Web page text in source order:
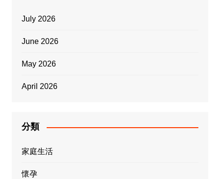
July 2026
June 2026
May 2026
April 2026
分類
家庭生活
懷孕